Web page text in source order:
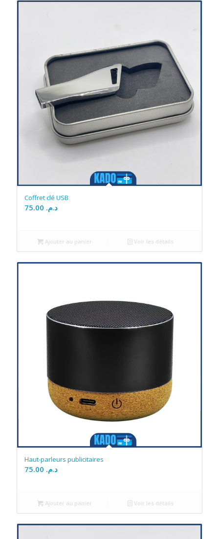
Coffret clé USB
د.م.
Ajouter au panier Voir les détails
Haut-parleurs publicitaires
د.م.
Ajouter au panier Voir les détails